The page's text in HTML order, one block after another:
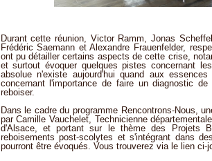
Durant cette réunion, Victor Ramm, Jonas
Frédéric Saemann et Alexandre Frauenfelder,
ont pu détailler certains aspects de cette crise,
et surtout évoquer quelques pistes concernant
absolue n'existe aujourd'hui quand aux
concernant l'importance de faire un diagnostic
reboiser.
Dans le cadre du programme Rencontrons-Nous,
par Camille Vauchelet, Technicienne
d'Alsace, et portant sur le thème des Projets
reboisements post-scolytes et s'intégrant dans
pourront être évoqués. Vous trouverez via le lien ci-